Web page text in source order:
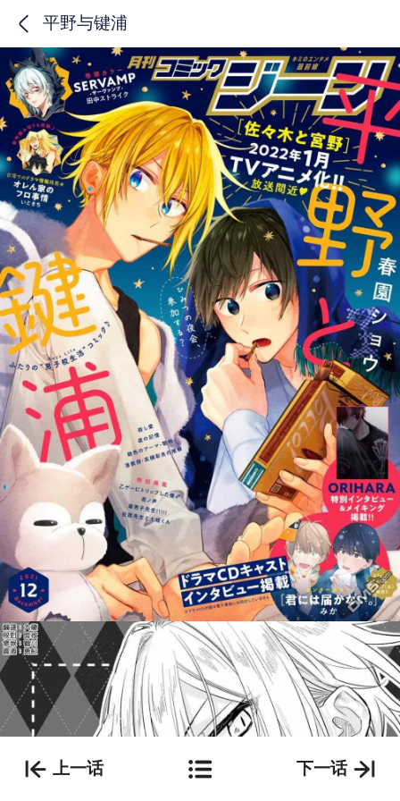
平野与键浦
上一话 下一话